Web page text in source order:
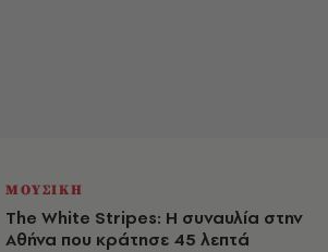
ΜΟΥΣΙΚΗ
The White Stripes: Η συναυλία στην
Αθήνα που κράτησε 45 λεπτά